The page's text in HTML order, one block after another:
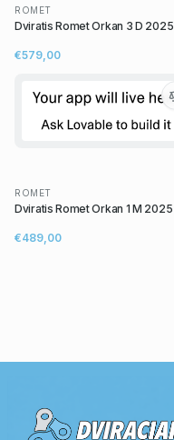
ROMET
Dviratis Romet Orkan 3 D 2025
€579,00
ROMET
Dviratis Romet Orkan 1 M 2025
€489,00